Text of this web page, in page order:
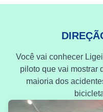
Você vai conhecer
piloto que vai mostrar
maioria dos